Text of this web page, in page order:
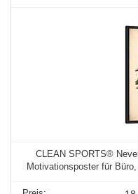
CLEAN SPORTS®
Motivationsposter für